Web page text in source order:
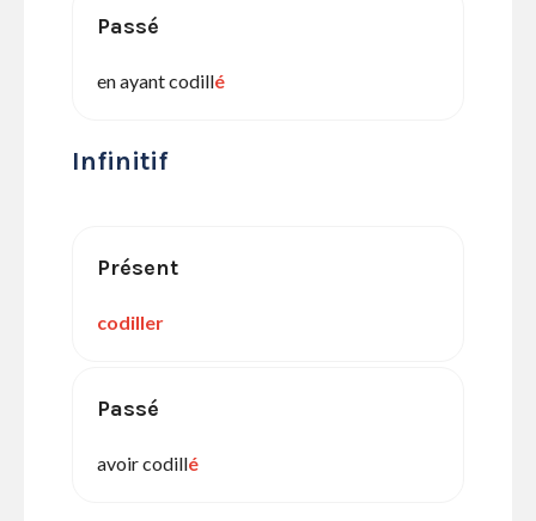
Passé
en ayant codillé
Infinitif
Présent
codiller
Passé
avoir codillé